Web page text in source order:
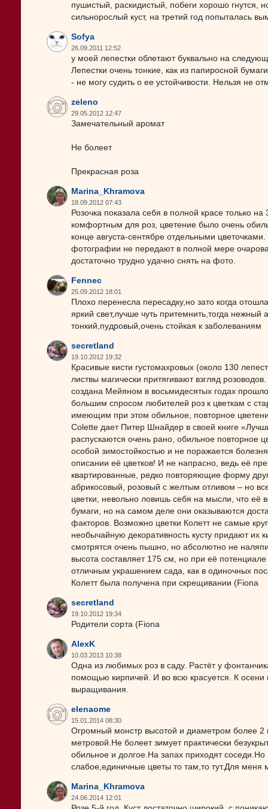
пушистый, раскидистый, побеги хорошо гнутся,
сильнорослый куст, на третий год попыталась
Sofya
26.09.2011 12:52
у моей лепестки облетают буквально на
Лепестки очень тонкие, как из папиросной
- не могу судить о ее устойчивости. Нельзя не
zeleno
29.05.2012 12:47
Замечательный аромат
Не болеет
Прекрасная роза
Marina_Khramova
18.09.2012 07:43
Розочка показала себя в полной красе только
комфортным для роз, цветение было очень
конце августа-сентябре отдельными
фотографии не передают в полной мере
достаточно трудно удачно снять на фото.
Fennec
25.09.2012 18:01
Плохо перенесла пересадку,но зато когда
яркий свет,лучше чуть притемнить,тогда нежный
тонкий,пудровый,очень стойкая к заболеваниям
secretland
19.10.2012 19:32
Красивые кисти густомахровых (около 130
листвы магически притягивают взгляд
создана Мейяном в восьмидесятых годах
большим спросом любителей роз к цветкам с
имеющим при этом обильное, повторное
Colette дает Питер Шнайдер в своей книге
распускаются очень рано, обильное повторное
особой зимостойкостью и не поражается
описании её цветков! И не напрасно, ведь её
квартированные, редко повторяющие форму
абрикосовый, розовый с желтым отливом – но
цветки, невольно ловишь себя на мысли, что её
бумаги, но на самом деле они оказываются
факторов. Возможно цветки Колетт не самые
необычайную декоративность кусту придают их
смотрятся очень пышно, но абсолютно не
высота составляет 175 см, но при её
отличным украшением сада, как в одиночных
Колетт была получена при скрещивании (Fiona
secretland
19.10.2012 19:34
Родители сорта (Fiona
AlexK
10.03.2013 10:38
Одна из любимых роз в саду. Растёт у
помощью кирпичей. И во всю красуется. К осени
выращивания.
elenaome
15.01.2014 08:30
Огромный монстр высотой и диаметром более 2
метровой.Не болеет зимует практически
обильное и долгое.На запах приходят
слабое,единичные цветы то там,то тут.Для меня
Marina_Khramova
24.06.2014 12:01